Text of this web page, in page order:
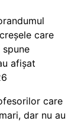
care
afișat
care
dar nu au